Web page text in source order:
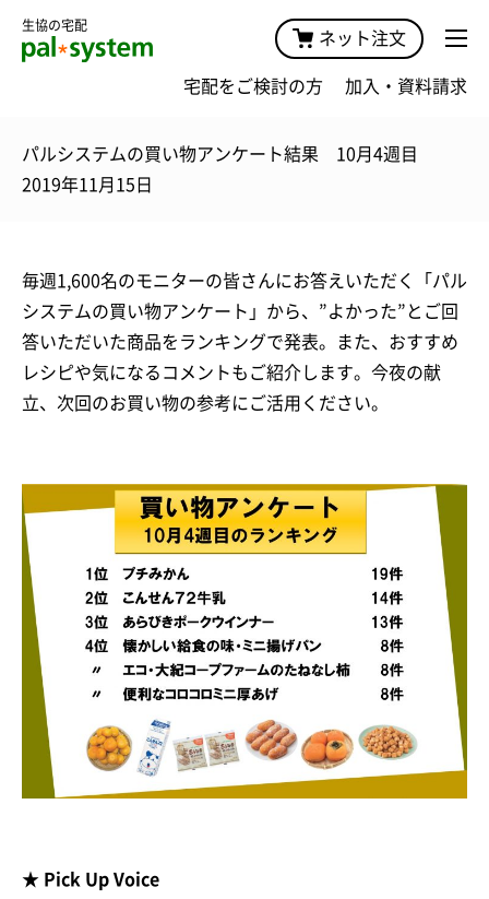
生協の宅配
ネット注文
宅配をご検討の方 加入・資料請求
パルシステムの買い物アンケート結果 10月4週目
2019年11月15日
毎週1,600名のモニターの皆さんにお答えいただく「パル
システムの買い物アンケート」から、”よかった”とご回
答いただいた商品をランキングで発表。また、おすすめ
レシピや気になるコメントもご紹介します。今夜の献
立、次回のお買い物の参考にご活用ください。
★ Pick Up Voice